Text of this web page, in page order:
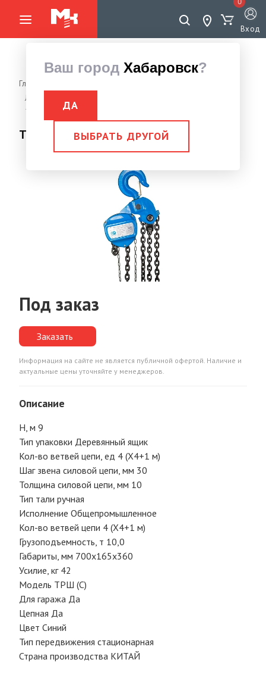
Ваш город Хабаровск?
ДА
ВЫБРАТЬ ДРУГОЙ
Вход
Главная страница
Лебедки, Тали
Таль ручная цепная 10,0 тн Н= 9м
Таль ручная цепная 10,0 тн Н= 9м
Под заказ
Заказать
Информация на сайте не является публичной офертой. Наличие и
актуальные цены уточняйте у менеджеров.
Описание
Н, м 9
Тип упаковки Деревянный ящик
Кол-во ветвей цепи, ед 4 (Х4+1 м)
Шаг звена силовой цепи, мм 30
Толщина силовой цепи, мм 10
Тип тали ручная
Исполнение Общепромышленное
Кол-во ветвей цепи 4 (Х4+1 м)
Грузоподъемность, т 10,0
Габариты, мм 700х165х360
Усилие, кг 42
Модель ТРШ (С)
Для гаража Да
Цепная Да
Цвет Синий
Тип передвижения стационарная
Страна производства КИТАЙ